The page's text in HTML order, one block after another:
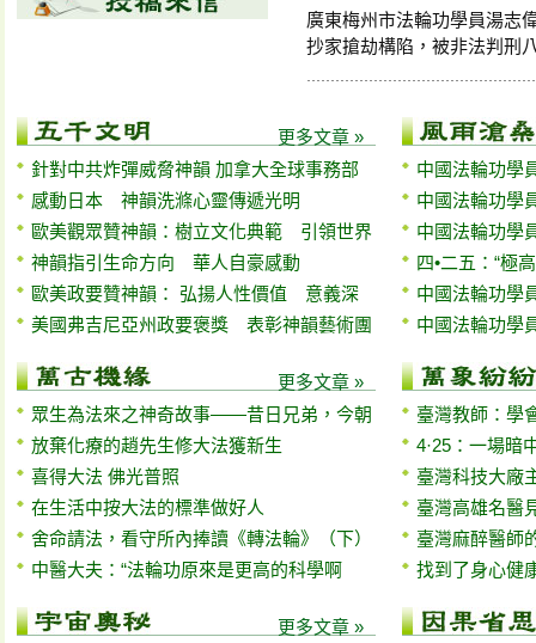
廣東梅州市法輪功學員湯志
抄家搶劫構陷，被非法判刑
更多文章 »
針對中共炸彈威脅神韻 加拿大全球事務部
感動日本 神韻洗滌心靈傳遞光明
歐美觀眾贊神韻：樹立文化典範 引領世界
神韻指引生命方向 華人自豪感動
歐美政要贊神韻： 弘揚人性價值 意義深
美國弗吉尼亞州政要褒獎 表彰神韻藝術團
更多文章 »
眾生為法來之神奇故事——昔日兄弟，今朝
放棄化療的趙先生修大法獲新生
喜得大法 佛光普照
在生活中按大法的標準做好人
舍命請法，看守所內捧讀《轉法輪》（下）
中醫大夫：“法輪功原來是更高的科學啊
更多文章 »
中國法輪功學
中國法輪功學
中國法輪功學
四•二五：“極
中國法輪功學
中國法輪功學
臺灣教師：學
4·25：一場暗
臺灣科技大廠
臺灣高雄名醫
臺灣麻醉醫師
找到了身心健